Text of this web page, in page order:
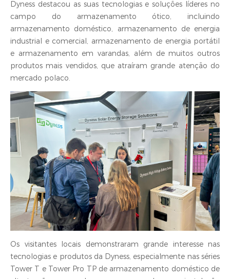
Dyness destacou as suas tecnologias e soluções líderes no
campo do armazenamento ótico, incluindo
armazenamento doméstico, armazenamento de energia
industrial e comercial, armazenamento de energia portátil
e armazenamento em varandas, além de muitos outros
produtos mais vendidos, que atraíram grande atenção do
mercado polaco.
Os visitantes locais demonstraram grande interesse nas
tecnologias e produtos da Dyness, especialmente nas séries
Tower T e Tower Pro TP de armazenamento doméstico de